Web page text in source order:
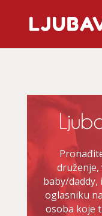
druženje,
baby/daddy,
oglasniku
osoba koje